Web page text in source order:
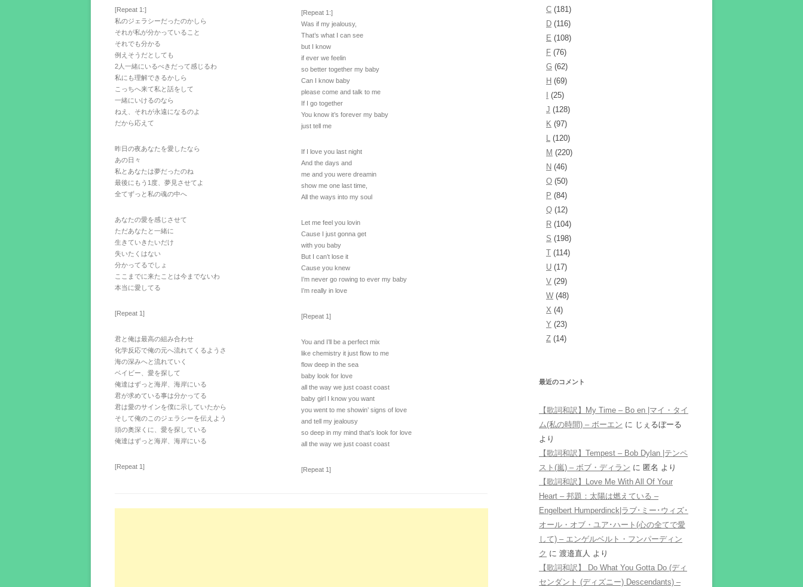
[Repeat 1:]
私のジェラシーだったのかしら
それが私が分かっていること
それでも分かる
例えそうだとしても
2人一緒にいるべきだって感じるわ
私にも理解できるかしら
こっちへ来て私と話をして
一緒にいけるのなら
ねえ、それが永遠になるのよ
だから応えて
昨日の夜あなたを愛したなら
あの日々
私とあなたは夢だったのね
最後にもう1度、夢見させてよ
全てずっと私の魂の中へ
あなたの愛を感じさせて
ただあなたと一緒に
生きていきたいだけ
失いたくはない
分かってるでしょ
ここまでに来たことは今までないわ
本当に愛してる
[Repeat 1]
君と俺は最高の組み合わせ
化学反応で俺の元へ流れてくるようさ
海の深みへと流れていく
ベイビー、愛を探して
俺達はずっと海岸、海岸にいる
君が求めている事は分かってる
君は愛のサインを僕に示していたから
そして俺のこのジェラシーを伝えよう
頭の奥深くに、愛を探している
俺達はずっと海岸、海岸にいる
[Repeat 1]
[Repeat 1:]
Was if my jealousy,
That’s what I can see
but I know
if ever we feelin
so better together my baby
Can I know baby
please come and talk to me
If I go together
You know it’s forever my baby
just tell me
If I love you last night
And the days and
me and you were dreamin
show me one last time,
All the ways into my soul
Let me feel you lovin
Cause I just gonna get
with you baby
But I can’t lose it
Cause you knew
I’m never go rowing to ever my baby
I’m really in love
[Repeat 1]
You and I’ll be a perfect mix
like chemistry it just flow to me
flow deep in the sea
baby look for love
all the way we just coast coast
baby girl I know you want
you went to me showin’ signs of love
and tell my jealousy
so deep in my mind that’s look for love
all the way we just coast coast
[Repeat 1]
C (181)
D (116)
E (108)
F (76)
G (62)
H (69)
(25)
J (128)
K (97)
L (120)
M (220)
N (46)
O (50)
P (84)
Q (12)
R (104)
S (198)
T (114)
U (17)
V (29)
W (48)
X (4)
Y (23)
Z (14)
最近のコメント
【歌詞和訳】My Time – Bo en |マイ・タイ
ム(私の時間) – ボーエン に じぇるぼーる
より
【歌詞和訳】Tempest – Bob Dylan |テンペ
スト(嵐) – ボブ・ディラン に 匿名 より
【歌詞和訳】Love Me With All Of Your
Heart – 邦題：太陽は燃えている –
Engelbert Humperdinck|ラブ･ミー･ウィズ･
オール・オブ・ユア･ハート(心の全てで愛
して) – エンゲルベルト・フンパーディン
ク に 渡邉直人 より
【歌詞和訳】 Do What You Gotta Do (ディ
センダント (ディズニー) Descendants) –